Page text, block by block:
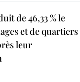
de 46,33 % le
et de quartiers
leur